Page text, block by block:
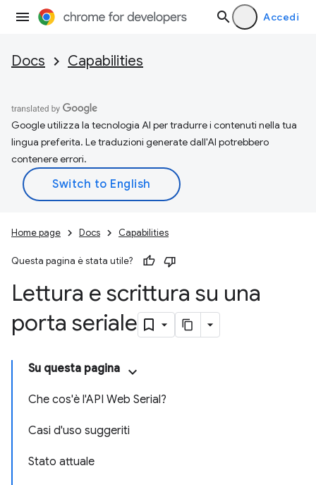
Accedi
Docs Capabilities
Google utilizza la tecnologia AI per tradurre i contenuti nella tua
lingua preferita. Le traduzioni generate dall'AI potrebbero
contenere errori.
Home page Docs Capabilities
Questa pagina è stata utile?
Lettura e scrittura su una
porta seriale
Su questa pagina
Che cos'è l'API Web Serial?
Casi d'uso suggeriti
Stato attuale